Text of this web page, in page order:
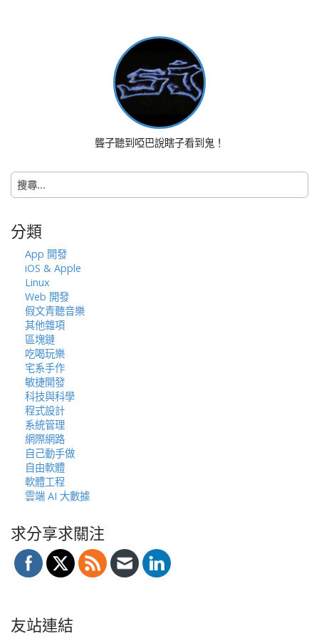
i
o
n
聾子聽到啞巴說瞎子看到鬼！
搜
尋
字:
分類
App 開發
iOS & Apple
Linux
Web 開發
假文青聽音樂
其他雜項
區塊鏈
吃喝玩樂
宅系手作
敏捷開發
科技與科學
程式設計
系統管理
網際網路
自己動手做
自由軟體
軟體工程
雲端 AI 大數據
求分享求關注
友站連結